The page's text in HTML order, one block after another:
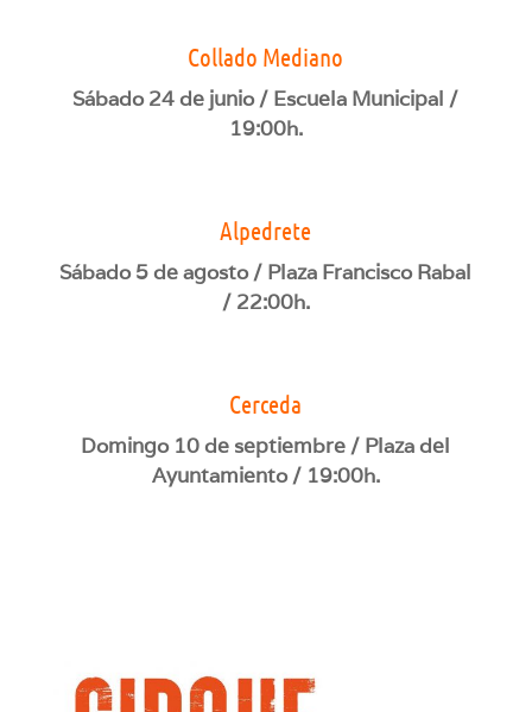
Collado Mediano
Sábado 24 de junio / Escuela Municipal /
19:00h.
Alpedrete
Sábado 5 de agosto / Plaza Francisco Rabal
/ 22:00h.
Cerceda
Domingo 10 de septiembre / Plaza del
Ayuntamiento / 19:00h.